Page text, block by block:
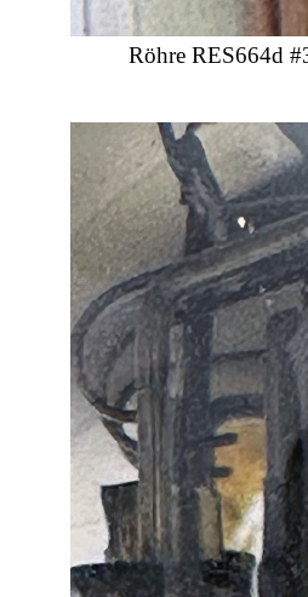
Röhre RES664d